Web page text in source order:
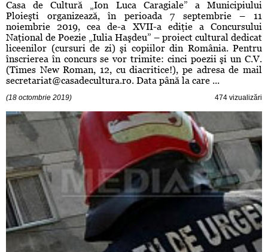
Casa de Cultură „Ion Luca Caragiale” a Municipiului
Ploieşti organizează, în perioada 7 septembrie – 11
noiembrie 2019, cea de-a XVII-a ediţie a Concursului
Naţional de Poezie „Iulia Haşdeu” – proiect cultural dedicat
liceenilor (cursuri de zi) şi copiilor din România. Pentru
înscrierea în concurs se vor trimite: cinci poezii şi un C.V.
(Times New Roman, 12, cu diacritice!), pe adresa de mail
secretariat@casadecultura.ro. Data până la care ...
(18 octombrie 2019) 474 vizualizări